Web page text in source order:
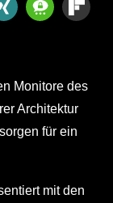
Monitore des
Architektur
für ein
mit den